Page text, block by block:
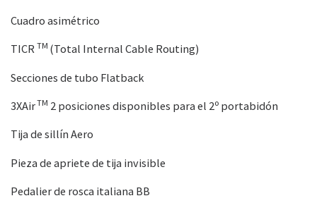
Cuadro asimétrico
TICR TM (Total Internal Cable Routing)
Secciones de tubo Flatback
3XAirTM 2 posiciones disponibles para el 2º portabidón
Tija de sillín Aero
Pieza de apriete de tija invisible
Pedalier de rosca italiana BB